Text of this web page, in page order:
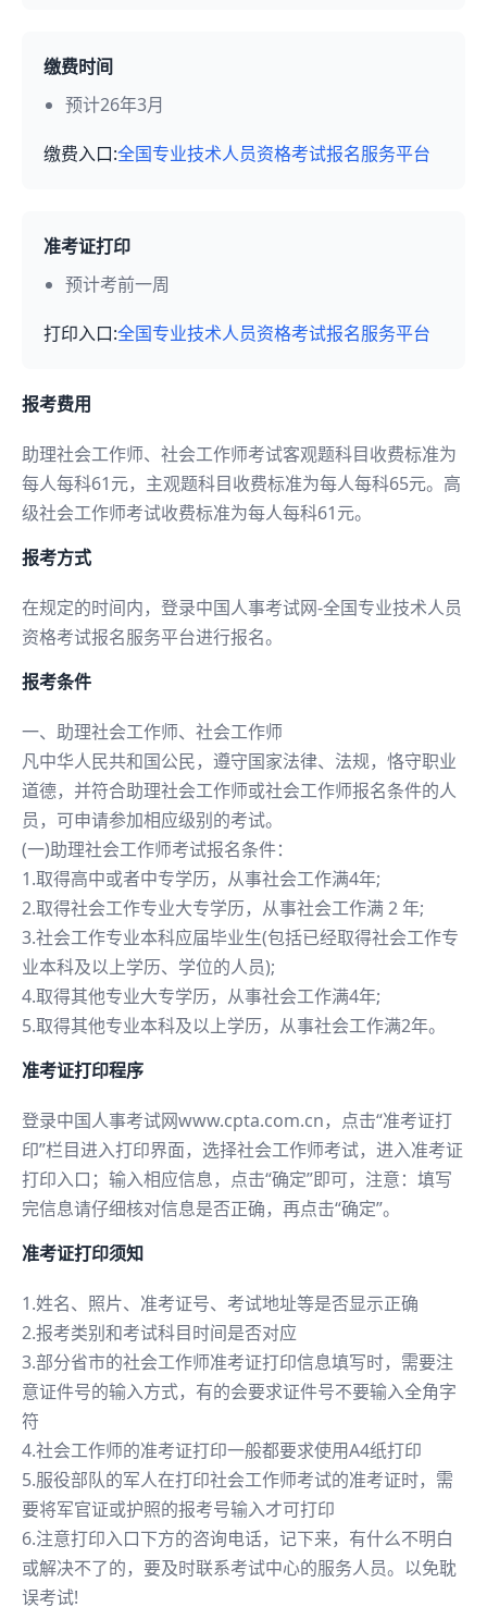
缴费时间
预计26年3月
缴费入口:全国专业技术人员资格考试报名服务平台
准考证打印
预计考前一周
打印入口:全国专业技术人员资格考试报名服务平台
报考费用
助理社会工作师、社会工作师考试客观题科目收费标准为
每人每科61元，主观题科目收费标准为每人每科65元。高
级社会工作师考试收费标准为每人每科61元。
报考方式
在规定的时间内，登录中国人事考试网-全国专业技术人员
资格考试报名服务平台进行报名。
报考条件
一、助理社会工作师、社会工作师
凡中华人民共和国公民，遵守国家法律、法规，恪守职业
道德，并符合助理社会工作师或社会工作师报名条件的人
员，可申请参加相应级别的考试。
(一)助理社会工作师考试报名条件：
1.取得高中或者中专学历，从事社会工作满4年;
2.取得社会工作专业大专学历，从事社会工作满 2 年;
3.社会工作专业本科应届毕业生(包括已经取得社会工作专
业本科及以上学历、学位的人员);
4.取得其他专业大专学历，从事社会工作满4年;
5.取得其他专业本科及以上学历，从事社会工作满2年。
准考证打印程序
登录中国人事考试网www.cpta.com.cn，点击“准考证打
印”栏目进入打印界面，选择社会工作师考试，进入准考证
打印入口；输入相应信息，点击“确定”即可，注意：填写
完信息请仔细核对信息是否正确，再点击“确定”。
准考证打印须知
1.姓名、照片、准考证号、考试地址等是否显示正确
2.报考类别和考试科目时间是否对应
3.部分省市的社会工作师准考证打印信息填写时，需要注
意证件号的输入方式，有的会要求证件号不要输入全角字
符
4.社会工作师的准考证打印一般都要求使用A4纸打印
5.服役部队的军人在打印社会工作师考试的准考证时，需
要将军官证或护照的报考号输入才可打印
6.注意打印入口下方的咨询电话，记下来，有什么不明白
或解决不了的，要及时联系考试中心的服务人员。以免耽
误考试!